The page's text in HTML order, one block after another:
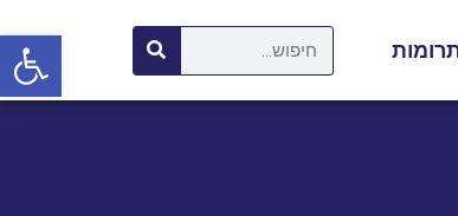
פתח סרגל נגישות